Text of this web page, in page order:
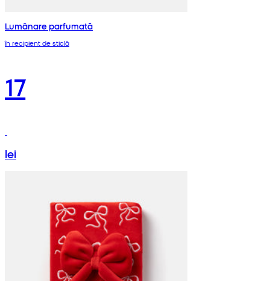
Lumânare parfumată
în recipient de sticlă
17
lei